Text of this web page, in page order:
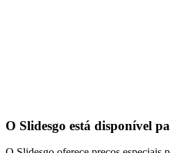
O Slidesgo está disponível